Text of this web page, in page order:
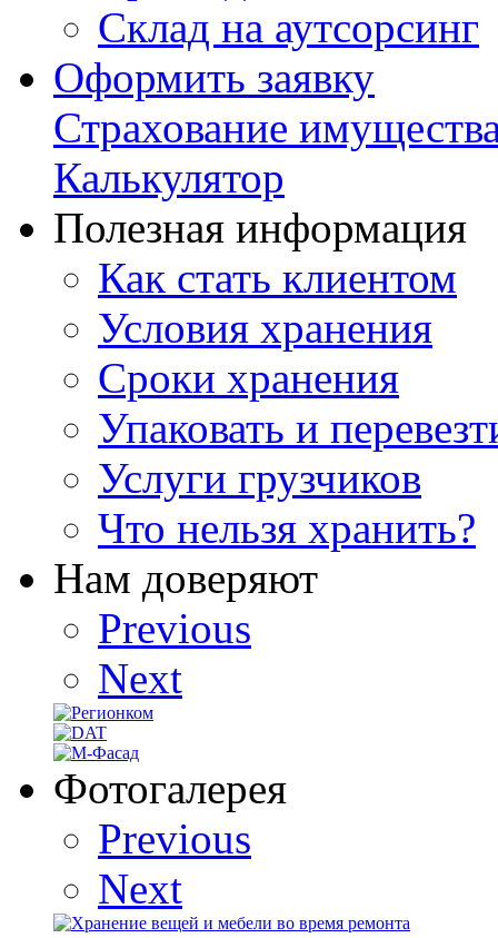
Склад на аутсорсинг
Оформить заявку
Страхование
Калькулятор
Полезная информация
Как стать клиентом
Условия хранения
Сроки хранения
Упаковать и
Услуги грузчиков
Что нельзя хранить?
Нам доверяют
Previous
Next
Фотогалерея
Previous
Next